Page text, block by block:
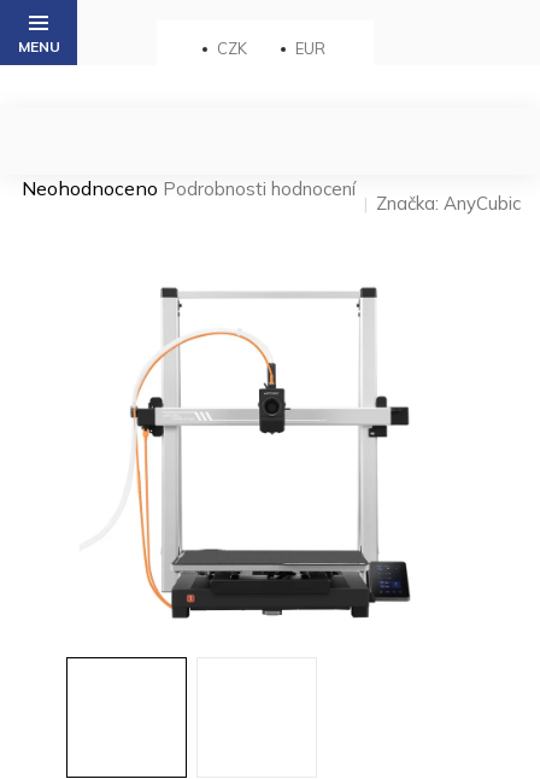
Přejít
obsah
CZK EUR
Průměrné
Neohodnoceno Podrobnosti hodnocení
Značka: AnyCubic